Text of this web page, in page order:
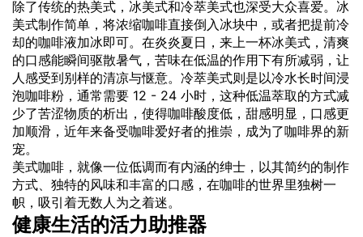
除了传统的热美式，冰美式和冷萃美式也深受大众喜爱。冰
美式制作简单，将浓缩咖啡直接倒入冰块中，或者把提前冷
却的咖啡液加冰即可。在炎炎夏日，来上一杯冰美式，清爽
的口感能瞬间驱散暑气，苦味在低温的作用下有所减弱，让
人感受到别样的清凉与惬意。冷萃美式则是以冷水长时间浸
泡咖啡粉，通常需要 12 - 24 小时，这种低温萃取的方式减
少了苦涩物质的析出，使得咖啡酸度低，甜感明显，口感更
加顺滑，近年来备受咖啡爱好者的推崇，成为了咖啡界的新
宠。
美式咖啡，就像一位低调而有内涵的绅士，以其简约的制作
方式、独特的风味和丰富的口感，在咖啡的世界里独树一
帜，吸引着无数人为之着迷。
健康生活的活力助推器